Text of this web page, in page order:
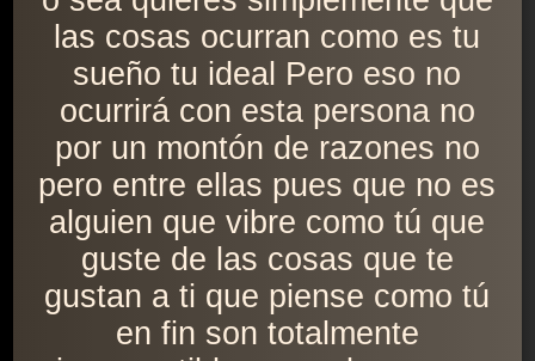
las cosas ocurran como es tu
sueño tu ideal Pero eso no
ocurrirá con esta persona no
por un montón de razones no
pero entre ellas pues que no es
alguien que vibre como tú que
guste de las cosas que te
gustan a ti que piense como tú
en fin son totalmente